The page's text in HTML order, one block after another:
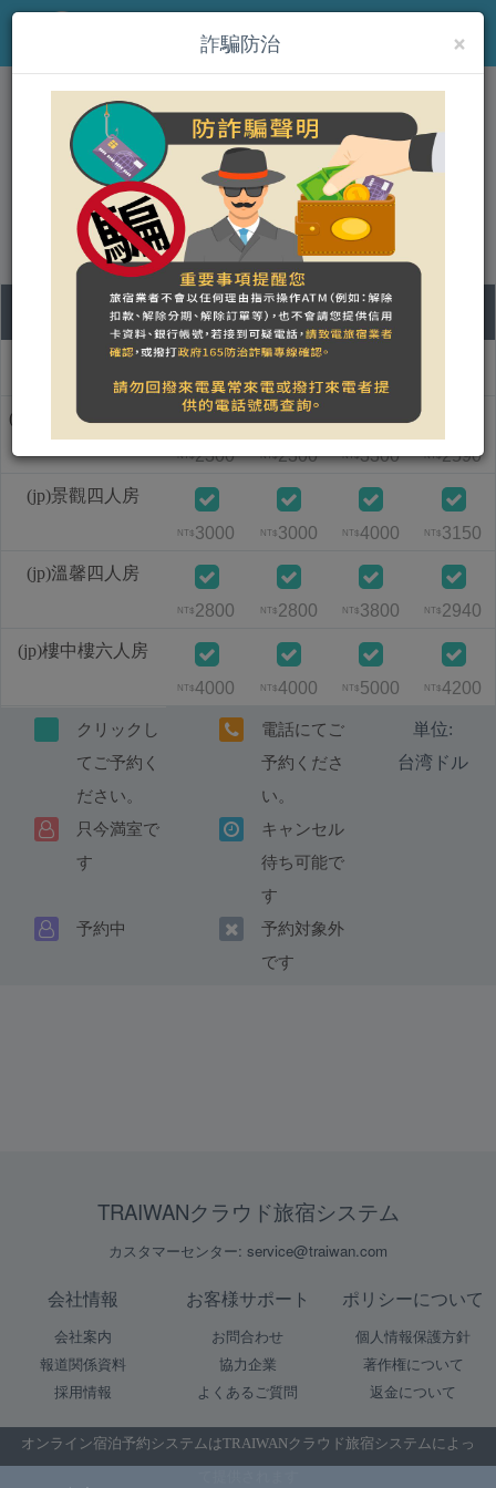
MENU
(jp)珍谷渡假山莊
營登名稱：
合法民宿 南投縣099號
(jp)日出蜜月雙人房
(jp)景觀四人房
(jp)溫馨四人房
(jp)樓中樓六人房
06
木
07
金
土
NT$2300 NT$2300 NT$3300 NT$2590
NT$ 3000 NT$ 3000 NT$4000 NT$ 3150
NT$ 2800 NT$ 2800 NT$ 3800 NT$ 2940
NT$4000 NT$4000 NT$ 5000 NT$4200
クリックし
てご予約く
ださい。
電話にてご
予約くださ
い。
只今満室で
す
キャンセル
待ち可能で
す
予約中
予約対象外
です
単位:
台湾ドル
×
詐騙防治
TRAIWANクラウド旅宿システム
カスタマーセンター: service@traiwan.com
会社情報
会社案内
報道関係資料
採用情報
お客様サポート
お問合わせ
協力企業
よくあるご質問
ポリシーについて
個人情報保護方針
著作権について
返金について
オンライン宿泊予約システムはTRAIWANクラウド旅宿システムによっ